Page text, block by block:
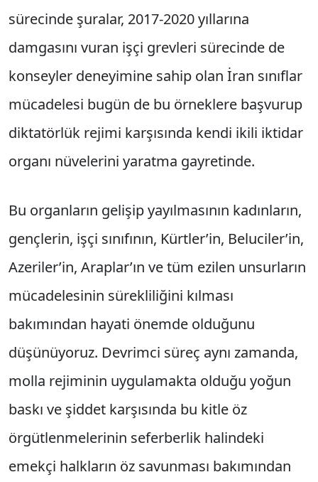
sürecinde şuralar, 2017-2020 yıllarına
damgasını vuran işçi grevleri sürecinde de
konseyler deneyimine sahip olan İran sınıflar
mücadelesi bugün de bu örneklere başvurup
diktatörlük rejimi karşısında kendi ikili iktidar
organı nüvelerini yaratma gayretinde.
Bu organların gelişip yayılmasının kadınların,
gençlerin, işçi sınıfının, Kürtler’in, Beluciler’in,
Azeriler’in, Araplar’ın ve tüm ezilen unsurların
mücadelesinin sürekliliğini kılması
bakımından hayati önemde olduğunu
düşünüyoruz. Devrimci süreç aynı zamanda,
molla rejiminin uygulamakta olduğu yoğun
baskı ve şiddet karşısında bu kitle öz
örgütlenmelerinin seferberlik halindeki
emekçi halkların öz savunması bakımından